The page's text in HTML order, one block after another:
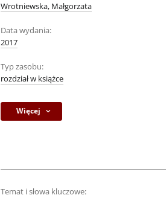
Wrotniewska, Małgorzata
Data wydania:
2017
Typ zasobu:
rozdział w książce
Więcej
Temat i słowa kluczowe: